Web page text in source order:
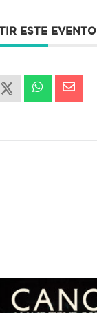
ESTE EVENTO